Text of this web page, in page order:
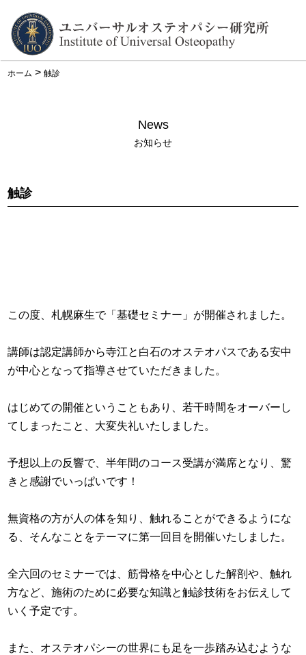
ホーム >触診
News
お知らせ
触診
この度、札幌麻生で「基礎セミナー」が開催されました。
講師は認定講師から寺江と白石のオステオパスである安中
が中心となって指導させていただきました。
はじめての開催ということもあり、若干時間をオーバーし
てしまったこと、大変失礼いたしました。
予想以上の反響で、半年間のコース受講が満席となり、驚
きと感謝でいっぱいです！
無資格の方が人の体を知り、触れることができるようにな
る、そんなことをテーマに第一回目を開催いたしました。
全六回のセミナーでは、筋骨格を中心とした解剖や、触れ
方など、施術のために必要な知識と触診技術をお伝えして
いく予定です。
また、オステオパシーの世界にも足を一歩踏み込むような